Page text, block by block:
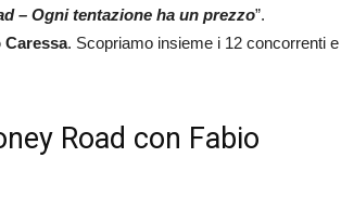
– Ogni tentazione ha un prezzo”.
Caressa. Scopriamo insieme i 12 concorrenti e
Road con Fabio